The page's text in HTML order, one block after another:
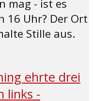
mag - ist es
16 Uhr? Der Ort
Stille aus.